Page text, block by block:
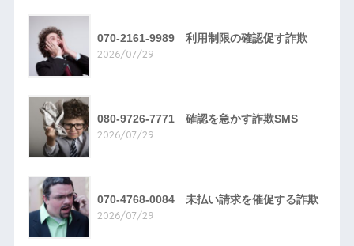
070-2161-9989 利用制限の確認促す詐欺
2026/07/29
080-9726-7771 確認を急かす詐欺SMS
2026/07/29
070-4768-0084 未払い請求を催促する詐欺
2026/07/29